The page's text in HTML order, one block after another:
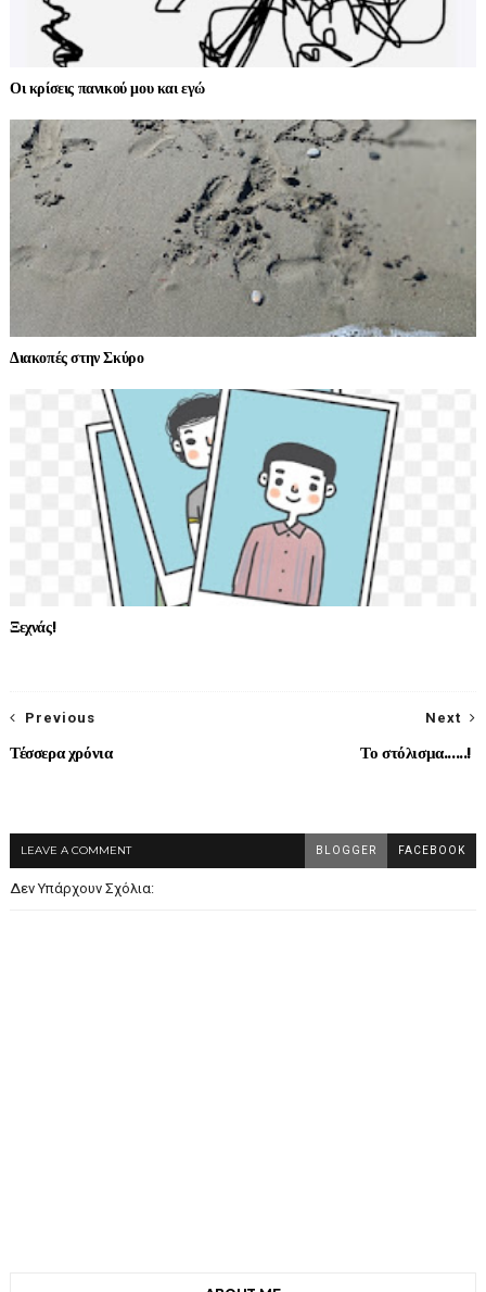
Οι κρίσεις πανικού μου και εγώ
Διακοπές στην Σκύρο
Ξεχνάς!
Next
Το στόλισμα......!
Previous
Τέσσερα χρόνια
LEAVE A COMMENT BLOGGER FACEBOOK
Δεν Υπάρχουν Σχόλια: